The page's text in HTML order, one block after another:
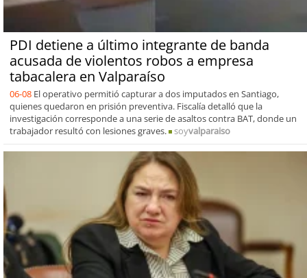
PDI detiene a último integrante de banda
acusada de violentos robos a empresa
tabacalera en Valparaíso
06-08 El operativo permitió capturar a dos imputados en Santiago,
quienes quedaron en prisión preventiva. Fiscalía detalló que la
investigación corresponde a una serie de asaltos contra BAT, donde un
trabajador resultó con lesiones graves.
soyvalparaiso